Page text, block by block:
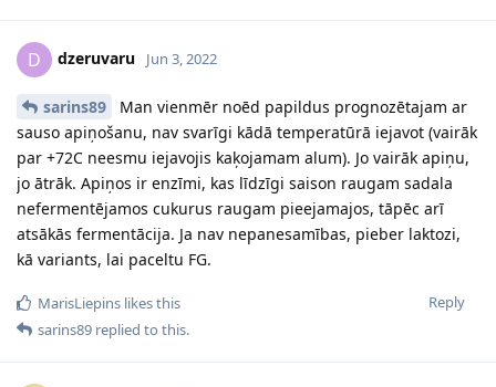
D dzeruvaru Jun 3, 2022
sarins89
Man vienmēr noēd papildus prognozētajam ar
sauso apiņošanu, nav svarīgi kādā temperatūrā iejavot (vairāk
par +72C neesmu iejavojis kaķojamam alum). Jo vairāk apiņu,
jo ātrāk. Apiņos ir enzīmi, kas līdzīgi saison raugam sadala
nefermentējamos cukurus raugam pieejamajos, tāpēc arī
atsākās fermentācija. Ja nav nepanesamības, pieber laktozi,
kā variants, lai paceltu FG.
Reply
MarisLiepins likes this
sarins89 replied to this.